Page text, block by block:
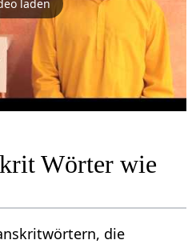
laden
Wörter wie
die